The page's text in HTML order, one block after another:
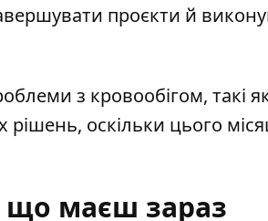
проєкти й
з кровообігом, такі
оскільки цього
що маєш зараз